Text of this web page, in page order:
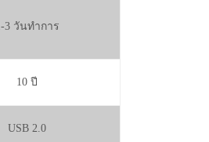
3 วันทำการ
10 ปี
USB 2.0